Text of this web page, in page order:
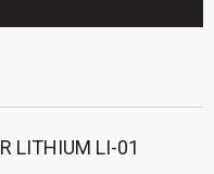
LITHIUM LI-01